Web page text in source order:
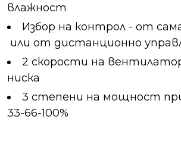
влажност
Избор на контрол - от
или от дистанционно
2 скорости на
ниска
3 степени на мощност
33-66-100%